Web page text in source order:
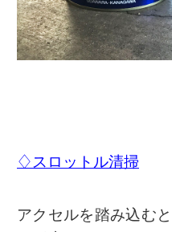
♢スロットル清掃
アクセルを踏み込む